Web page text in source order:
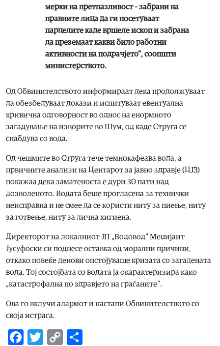
мерки на претпазливост – забрани на
правните лица да ги посетуваат
парцелите каде вршеле ископ и забрана
да преземаат какви било работни
активности на подрачјето“, соопшти
министерството.
Од Обвинителството информираат дека продолжуваат
да обезбедуваат докази и испитуваат евентуална
кривична одговорност во однос на енормното
загадување на изворите во Шум, од каде Струга се
снабдува со вода.
Од чешмите во Струга тече темнокафеава вода, а
првичните анализи на Центарот за јавно здравје (ЦЈЗ)
покажаа дека заматеноста е дури 30 пати над
дозволеното. Водата беше прогласена за технички
неисправна и не смее да се користи ниту за пиење, ниту
за готвење, ниту за лична хигиена.
Директорот на локалниот ЈП „Водовод“ Меџијаит
Јусуфоски си поднесе оставка од морални причини,
откако повеќе денови опстојуваше кризата со загадената
вода. Тој состојбата со водата ја окарактеризира како
„катастрофална по здравјето на граѓаните“.
Ова го вклучи алармот и настапи Обвинителството со
своја истрага.
Facebook
Twitter
Copy